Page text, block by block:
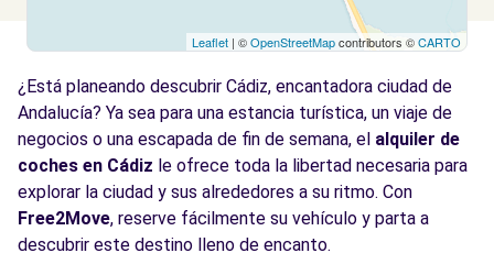
Leaflet | ©OpenStreetMapcontributors ©CARTO
¿Está planeando descubrir Cádiz, encantadora ciudad de
Andalucía? Ya sea para una estancia turística, un viaje de
negocios o una escapada de fin de semana, el alquiler de
coches en Cádiz le ofrece toda la libertad necesaria para
explorar la ciudad y sus alrededores a su ritmo. Con
Free2Move, reserve fácilmente su vehículo y parta a
descubrir este destino lleno de encanto.